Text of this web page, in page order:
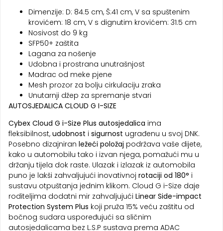
Dimenzije: D: 84.5 cm, Š:41 cm, V sa spuštenim
krovićem: 18 cm, V s dignutim krovićem: 31.5 cm
Nosivost do 9 kg
SFP50+ zaštita
Lagana za nošenje
Udobna i prostrana unutrašnjost
Madrac od meke pjene
Mesh prozor za bolju cirkulaciju zraka
Unutarnji džep za spremanje stvari
AUTOSJEDALICA CLOUD G I-SIZE
Cybex Cloud G i-Size Plus autosjedalica ima
fleksibilnost, udobnost i sigurnost ugrađenu u svoj DNK.
Posebno dizajniran ležeći položaj podržava vaše dijete,
kako u automobilu tako i izvan njega, pomažući mu u
držanju tijela dok raste. Ulazak i izlazak iz automobila
puno je lakši zahvaljujući inovativnoj rotaciji od 180° i
sustavu otpuštanja jednim klikom. Cloud G i-Size daje
roditeljima dodatni mir zahvaljujući Linear Side-impact
Protection System Plus koji pruža 15% veću zaštitu od
bočnog sudara uspoređujući sa sličnim
autosjedalicama bez L.S.P sustava prema ADAC